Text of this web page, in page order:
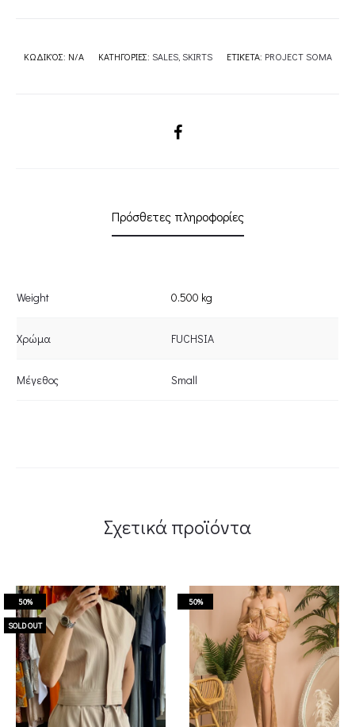
ΚΩΔΙΚΌΣ: N/A ΚΑΤΗΓΟΡΊΕΣ: SALES,SKIRTS ΕΤΙΚΈΤΑ: PROJECT SOMA
SHARE
Πρόσθετες πληροφορίες
Weight 0.500 kg
Χρώμα FUCHSIA
Μέγεθος Small
Σχετικά προϊόντα
50%
SOLD OUT
50%